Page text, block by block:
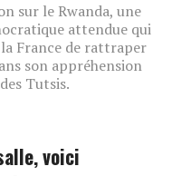
sur le Rwanda, une
attendue qui
France de rattraper
son appréhension
Tutsis.
voici